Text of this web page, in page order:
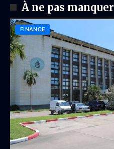
À ne pas manquer
FINANCE